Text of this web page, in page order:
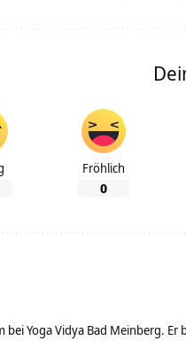
Fröhlich
0
bei Yoga Vidya Bad Meinberg.